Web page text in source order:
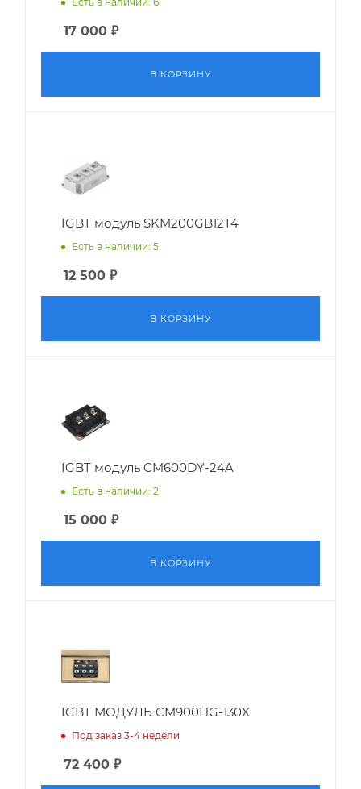
17 000 ₽
В КОРЗИНУ
IGBT модуль SKM200GB12T4
Есть в наличии: 5
12 500 ₽
В КОРЗИНУ
IGBT модуль CM600DY-24A
Есть в наличии: 2
15 000 ₽
В КОРЗИНУ
IGBT МОДУЛЬ CM900HG-130X
Под заказ 3-4 недели
72 400 ₽